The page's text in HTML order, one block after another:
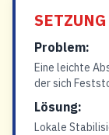
Problem:
Eine leichte
der sich
Lösung:
Lokale